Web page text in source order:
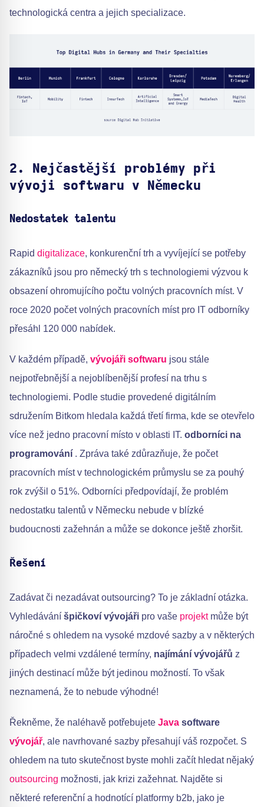
technologická centra a jejich specializace.
2. Nejčastější problémy při
vývoji softwaru v Německu
Nedostatek talentu
Rapid digitalizace, konkurenční trh a vyvíjející se potřeby
zákazníků jsou pro německý trh s technologiemi výzvou k
obsazení ohromujícího počtu volných pracovních míst. V
roce 2020 počet volných pracovních míst pro IT odborníky
přesáhl 120 000 nabídek.
V každém případě, vývojáři softwaru jsou stále
nejpotřebnější a nejoblíbenější profesí na trhu s
technologiemi. Podle studie provedené digitálním
sdružením Bitkom hledala každá třetí firma, kde se otevřelo
více než jedno pracovní místo v oblasti IT. odborníci na
programování . Zpráva také zdůrazňuje, že počet
pracovních míst v technologickém průmyslu se za pouhý
rok zvýšil o 51%. Odborníci předpovídají, že problém
nedostatku talentů v Německu nebude v blízké
budoucnosti zažehnán a může se dokonce ještě zhoršit.
Řešení
Zadávat či nezadávat outsourcing? To je základní otázka.
Vyhledávání špičkoví vývojáři pro vaše projektmůže být
náročné s ohledem na vysoké mzdové sazby a v některých
případech velmi vzdálené termíny, najímání vývojářů z
jiných destinací může být jedinou možností. To však
neznamená, že to nebude výhodné!
Řekněme, že naléhavě potřebujete Java software
vývojář, ale navrhované sazby přesahují váš rozpočet. S
ohledem na tuto skutečnost byste mohli začít hledat nějaký
outsourcing možnosti, jak krizi zažehnat. Najděte si
některé referenční a hodnotící platformy b2b, jako je